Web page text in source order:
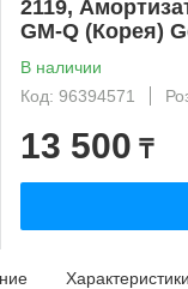
2119,
GM-Q (Корея)
В наличии
Код: 96394571
13 500 ₸
Характеристики